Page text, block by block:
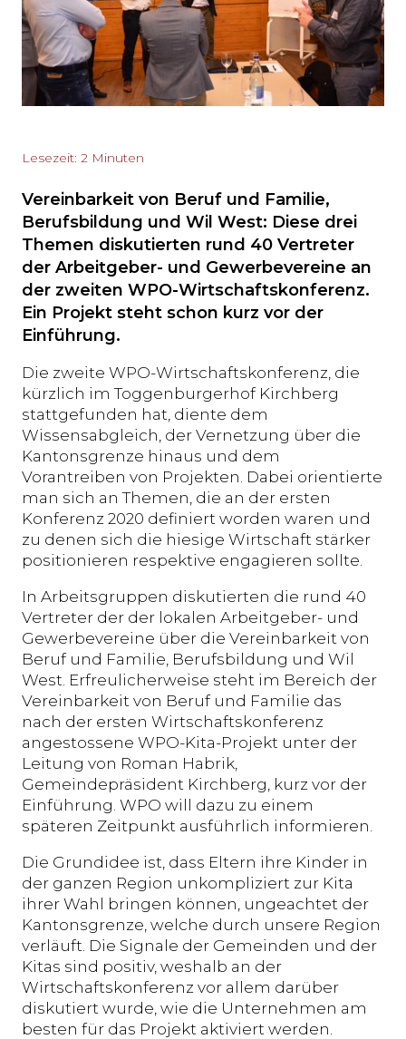
Lesezeit: 2 Minuten
Vereinbarkeit von Beruf und Familie,
Berufsbildung und Wil West: Diese drei
Themen diskutierten rund 40 Vertreter
der Arbeitgeber- und Gewerbevereine an
der zweiten WPO-Wirtschaftskonferenz.
Ein Projekt steht schon kurz vor der
Einführung.
Die zweite WPO-Wirtschaftskonferenz, die
kürzlich im Toggenburgerhof Kirchberg
stattgefunden hat, diente dem
Wissensabgleich, der Vernetzung über die
Kantonsgrenze hinaus und dem
Vorantreiben von Projekten. Dabei orientierte
man sich an Themen, die an der ersten
Konferenz 2020 definiert worden waren und
zu denen sich die hiesige Wirtschaft stärker
positionieren respektive engagieren sollte.
In Arbeitsgruppen diskutierten die rund 40
Vertreter der der lokalen Arbeitgeber- und
Gewerbevereine über die Vereinbarkeit von
Beruf und Familie, Berufsbildung und Wil
West. Erfreulicherweise steht im Bereich der
Vereinbarkeit von Beruf und Familie das
nach der ersten Wirtschaftskonferenz
angestossene WPO-Kita-Projekt unter der
Leitung von Roman Habrik,
Gemeindepräsident Kirchberg, kurz vor der
Einführung. WPO will dazu zu einem
späteren Zeitpunkt ausführlich informieren.
Die Grundidee ist, dass Eltern ihre Kinder in
der ganzen Region unkompliziert zur Kita
ihrer Wahl bringen können, ungeachtet der
Kantonsgrenze, welche durch unsere Region
verläuft. Die Signale der Gemeinden und der
Kitas sind positiv, weshalb an der
Wirtschaftskonferenz vor allem darüber
diskutiert wurde, wie die Unternehmen am
besten für das Projekt aktiviert werden.